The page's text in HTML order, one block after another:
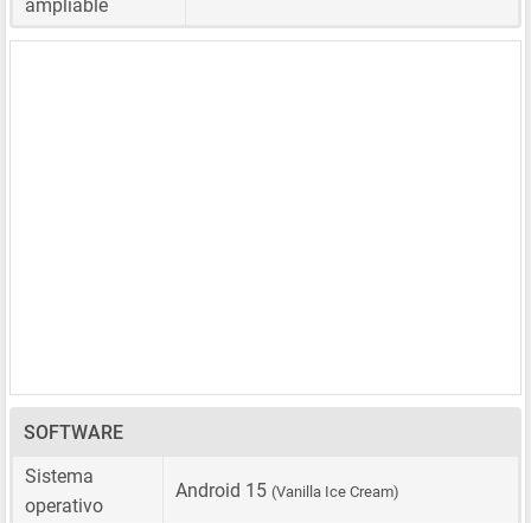
ampliable
SOFTWARE
Sistema
operativo
Android 15 (Vanilla Ice Cream)